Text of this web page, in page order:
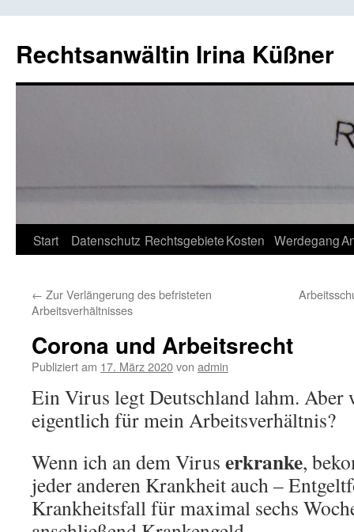
Rechtsanwältin Irina Küßner
Springe
Inhalt
Start Datenschutz RechtsgebieteKosten Werdegang
← Zur Verlängerung des befristeten
Arbeitsverhältnisses
Corona und Arbeitsrecht
Publiziert am 17. März 2020von admin
Ein Virus legt Deutschland lahm. Aber
eigentlich für mein Arbeitsverhältnis?
Wenn ich an dem Virus erkranke,
jeder anderen Krankheit auch –
Krankheitsfall für maximal sechs